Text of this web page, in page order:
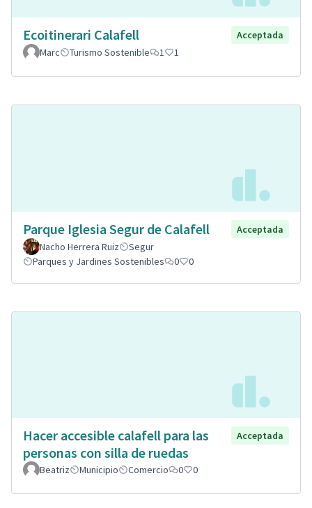
Ecoitinerari Calafell
Acceptada
Marc
Turismo Sostenible 1 1
Parque Iglesia Segur de Calafell
Acceptada
Nacho Herrera Ruiz
Segur
Parques y Jardines Sostenibles
0 0
Hacer accesible calafell para las
personas con silla de ruedas
Acceptada
Beatriz Municipio Comercio 0 0